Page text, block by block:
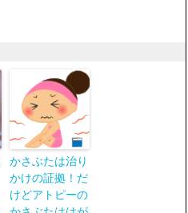
かさぶたは治り
かけの証拠！だ
けどアトピーの